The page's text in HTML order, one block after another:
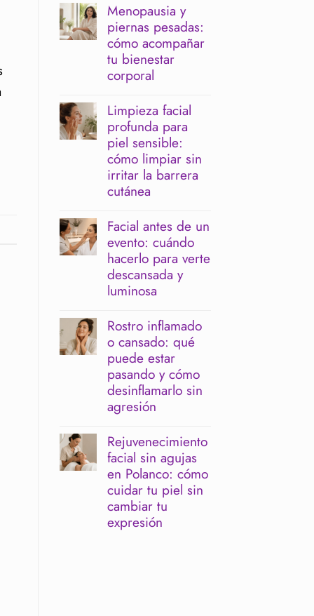
Menopausia y
piernas pesadas:
cómo acompañar
tu bienestar
corporal
hay
comentarios
en
Menopausia
y
piernas
pesadas:
cómo
acompañar
corporal
Limpieza facial
profunda para
piel sensible:
cómo limpiar sin
irritar la barrera
cutánea
hay
comentarios
en
Limpieza
facial
profunda
para
piel
cómo
limpiar
sin
irritar
la
barrera
cutánea
Facial antes de un
evento: cuándo
hacerlo para verte
descansada y
luminosa
hay
comentarios
en
Facial
antes
de
un
evento:
cuándo
hacerlo
verte
descansada
y
luminosa
Rostro inflamado
o cansado: qué
puede estar
pasando y cómo
desinflamarlo sin
agresión
hay
comentarios
en
Rostro
inflamado
o
cansado:
qué
puede
estar
Rejuvenecimiento
facial sin agujas
en Polanco: cómo
cuidar tu piel sin
cambiar tu
expresión